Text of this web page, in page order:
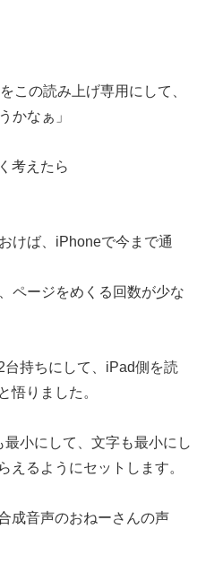
この読み上げ専用にして、
かなぁ」
考えたら
けば、iPhoneで今まで通
ページをめくる回数が少な
台持ちにして、iPad側を読
悟りました。
小にして、文字も最小にし
えるようにセットします。
成音声のおねーさんの声